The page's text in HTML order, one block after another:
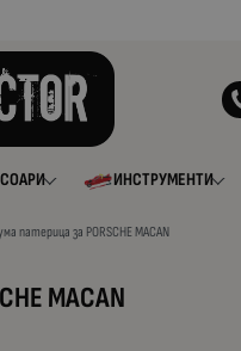
ИНСТРУМЕНТИ
патерица за PORSCHE MACAN
MACAN